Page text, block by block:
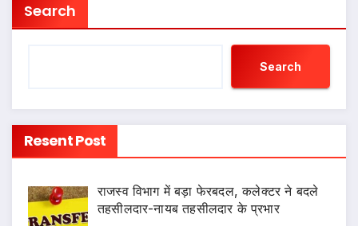
Search
Search
Resent Post
राजस्व विभाग में बड़ा फेरबदल, कलेक्टर ने बदले
तहसीलदार-नायब तहसीलदार के प्रभार